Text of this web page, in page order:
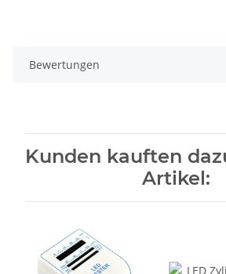
Bewertungen
Kunden kauften
Artikel: